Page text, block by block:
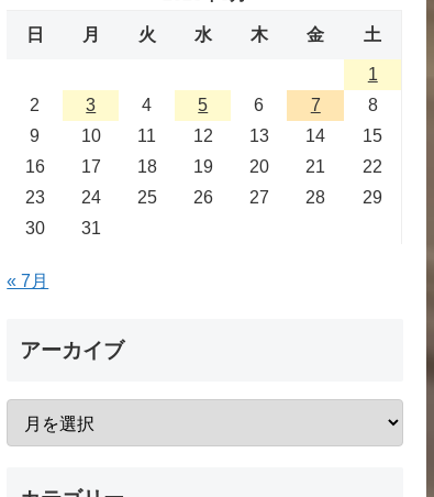
日 月 火 水 木 金 土
1
2
3 4 5 6 7
8
9
10 11 12 13 14
15
16
17 18 19 20 21
22
23
24 25 26 27 28
29
30
31
« 7月
アーカイブ